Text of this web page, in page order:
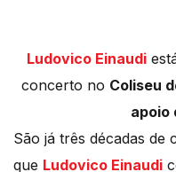
Ludovico Einaudi
concerto no Coliseu
apoio
São já três décadas de
que Ludovico Einaudi